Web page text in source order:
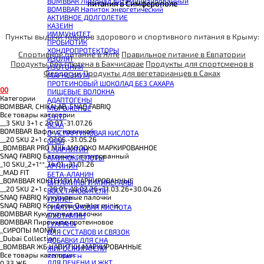
BOMBBAR Напиток энергетический
АКТИВНОЕ ДОЛГОЛЕТИЕ
КАЗЕИН
ИММУНИТЕТ
ПРОБИОТИК
ХОНДРОПРОТЕКТОРЫ
ИЗОЛЯТ
ИЗОТОНИК
МАГНЕЗИУМ
ПРОТЕИНОВЫЙ ШОКОЛАД БЕЗ САХАРА
ПИЩЕВЫЕ ВОЛОКНА
АДАПТОГЕНЫ
МОРОЖЕНОЕ
5-HTP
BCAA
D-АСПАРГИНОВАЯ КИСЛОТА
GABA
L-КАРНИТИН
АМИНОКИСЛОТЫ
АРГИНИН
БЕТА-АЛАНИН
ВИТАМИНЫ И МИНЕРАЛЫ
ВОССТАНОВИТЕЛИ
ГЕЙНЕР
ГИАЛУРОНОВАЯ КИСЛОТА
ГЛЮТАМИН
ГУАРАНА
ДЛЯ СУСТАВОВ И СВЯЗОК
ДОБАВКИ ДЛЯ СНА
ЖИРОСЖИГАТЕЛИ
КОЛЛАГЕН
ДЛЯ ПЕЧЕНИ И ЖКТ
питания в Симферополе
Пункты выдачи товаров здорового и спортивного питания в Крыму:
Спортивное питание в Ялте Правильное питание в Евпатории
Продукты без глютена в Бахчисарае Продукты для спортсменов в
Феодосии Продукты для вегетарианцев в Саках
00
Категории
BOMBBAR, CHIKALAB, SNAQ FABRIQ
Все товары категории
__3 SKU 3+1 с 20.07.-31.07.26
BOMBBAR Вафли с начинкой
__20 SKU 2+1 с 07.05.-31.05.26
_BOMBBAR PRO Milk МОЛОКО МАРКИРОВАННОЕ
SNAQ FABRIQ Батончик глазированный
_10 SKU_2+1**_14.01.-31.01.26
_MAD FIT
_BOMBBAR КОКТЕЙЛИ МАРКИРОВАННЫЕ
__20 SKU 2+1 с 28.01.-18.02.26+31.03.26+30.04.26
SNAQ FABRIQ Кукурузные палочки
SNAQ FABRIQ Конфеты Qwikler minis
BOMBBAR Кукурузные палочки
BOMBBAR Пирожное протеиновое
_CИРОПЫ MONIN
_Dubai Collection
_BOMBBAR ЖБ НАПИТКИ МАРКИРОВАННЫЕ
Все товары категории